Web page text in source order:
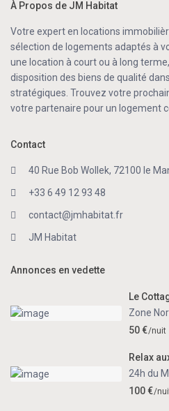
À Propos de JM Habitat
Votre expert en locations
sélection de logements adaptés à
une location à court ou à long
disposition des biens de qualité
stratégiques. Trouvez votre
votre partenaire pour un logement
Contact
40 Rue Bob Wollek, 72100 le
+33 6 49 12 93 48
contact@jmhabitat.fr
JM Habitat
Annonces en vedette
Le
Zone
50 €/nuit
Relax
24h du
100 €/